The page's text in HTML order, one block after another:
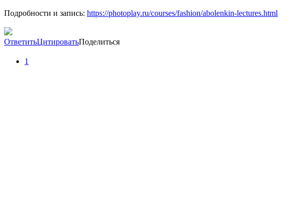
Подробности и запись: https://photoplay.ru/courses/fashion/abolenkin-lectures.html
ОтветитьЦитироватьПоделиться
1